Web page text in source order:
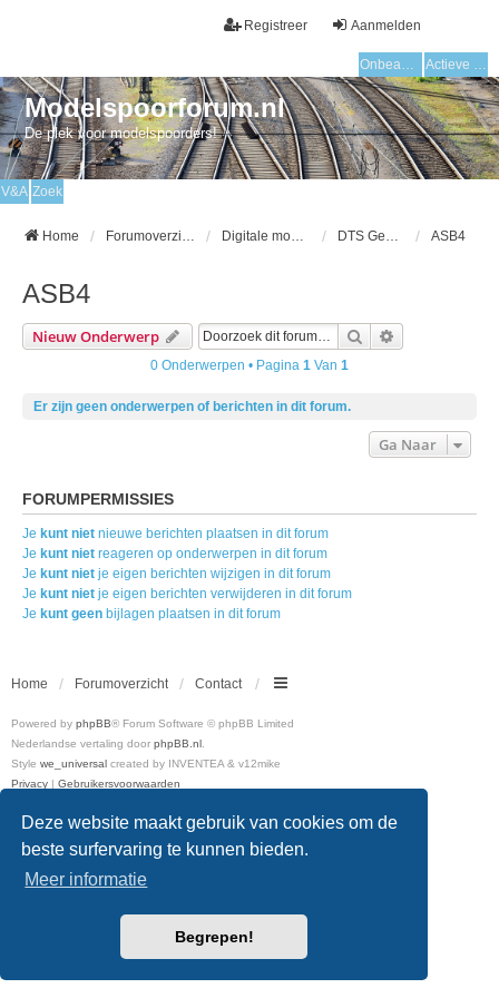
Deze website maakt gebruik van cookies om de
beste surfervaring te kunnen bieden.
Meer informatie
Begrepen!
Aanmelden
Registreer
Onbeantwoorde onderwerpen Actieve onderwerpen
Modelspoorforum.nl
De plek voor modelspoorders!
V&A Zoek
Home Forumoverzicht Digitale modelspoor DTS Gebruikersgroep ASB4
ASB4
Nieuw Onderwerp Zoek
0 Onderwerpen • Pagina 1 Van 1
Er zijn geen onderwerpen of berichten in dit forum.
Ga Naar
FORUMPERMISSIES
Je kunt niet nieuwe berichten plaatsen in dit forum
Je kunt niet reageren op onderwerpen in dit forum
Je kunt niet je eigen berichten wijzigen in dit forum
Je kunt niet je eigen berichten verwijderen in dit forum
Je kunt geen bijlagen plaatsen in dit forum
Home Forumoverzicht Contact
Powered by phpBB® Forum Software © phpBB Limited
Nederlandse vertaling door phpBB.nl
Style we_universal created by INVENTEA & v12mike
Privacy | Gebruikersvoorwaarden